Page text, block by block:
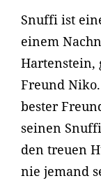
Snuffi ist
einem
Hartenstein,
Freund
bester
seinen
den treuen
nie jemand